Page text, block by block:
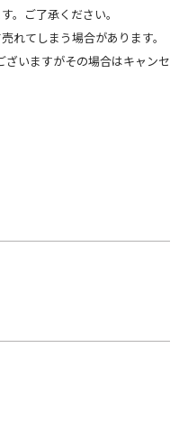
。ご了承ください。
れてしまう場合があります。
ざいますがその場合はキャンセ